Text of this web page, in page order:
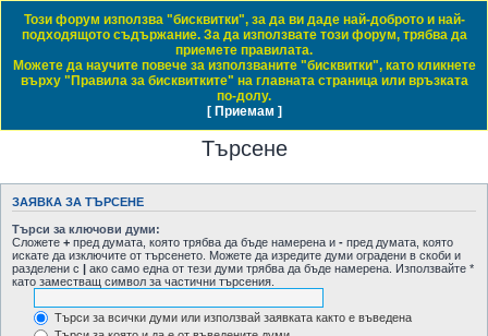
Daewoo & Chevrolet Club Bulgaria
ЧЗВ Правила на форума Влез
Регистрация
Начало форум
Виж активните теми
Търсене
ЗАЯВКА ЗА ТЪРСЕНЕ
Търси за ключови думи:
Сложете + пред думата, която трябва да бъде намерена и - пред думата, която
искате да изключите от търсенето. Можете да изредите думи оградени в скоби и
разделени с | ако само една от тези думи трябва да бъде намерена. Използвайте *
като заместващ символ за частични търсения.
Търси за всички думи или използвай заявката както е въведена
Този форум използва "бисквитки", за да ви даде най-доброто и най-
подходящото съдържание. За да използвате този форум, трябва да
приемете правилата.
Можете да научите повече за използваните "бисквитки", като кликнете
върху "Правила за бисквитките" на главната страница или връзката
по-долу.
[ Приемам ]